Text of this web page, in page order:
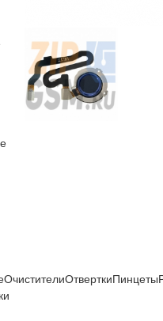
ОчистителиОтверткиПинцеты